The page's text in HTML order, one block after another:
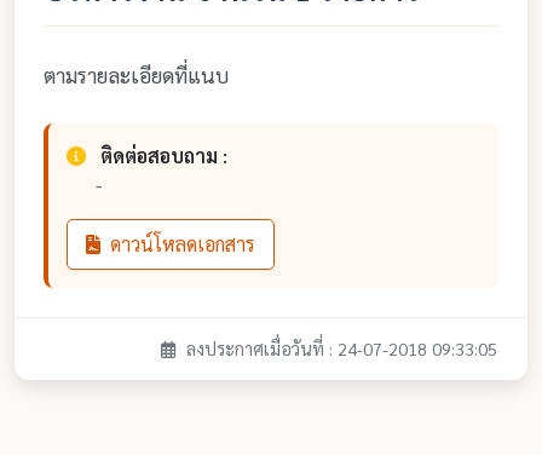
ตามรายละเอียดที่แนบ
ติดต่อสอบถาม :
-
ดาวน์โหลดเอกสาร
ลงประกาศเมื่อวันที่ : 24-07-2018 09:33:05